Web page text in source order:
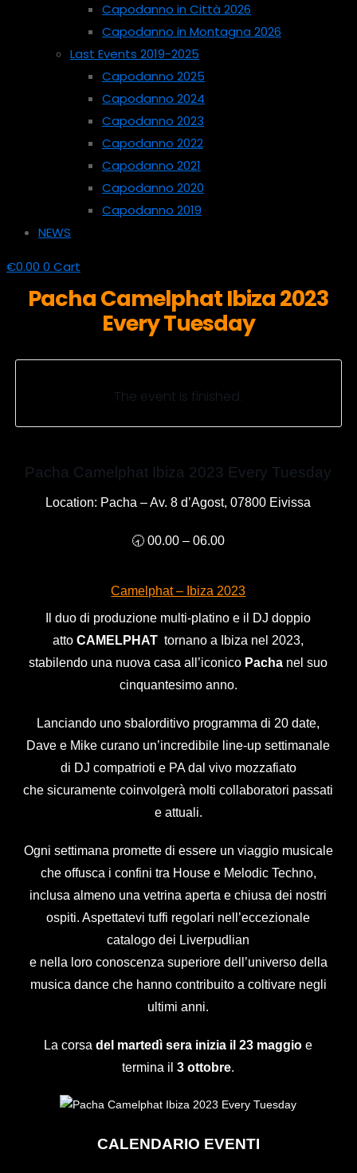
Capodanno in Città 2026
Capodanno in Montagna 2026
Last Events 2019-2025
Capodanno 2025
Capodanno 2024
Capodanno 2023
Capodanno 2022
Capodanno 2021
Capodanno 2020
Capodanno 2019
NEWS
€0.00 0 Cart
Pacha Camelphat Ibiza 2023
Every Tuesday
The event is finished.
Pacha Camelphat Ibiza 2023 Every Tuesday
Location: Pacha – Av. 8 d’Agost, 07800 Eivissa
🕣 00.00 – 06.00
Camelphat – Ibiza 2023
Il duo di produzione multi-platino e il DJ doppio
attoCAMELPHAT tornano a Ibiza nel 2023,
stabilendo una nuova casa all’iconico Pacha nel suo
cinquantesimo anno.
Lanciando uno sbalorditivo programma di 20 date,
Dave e Mike curano un’incredibile line-up settimanale
di DJ compatrioti e PA dal vivo mozzafiato
che sicuramente coinvolgerà molti collaboratori passati
e attuali.
Ogni settimana promette di essere un viaggio musicale
che offusca i confini tra House e Melodic Techno,
inclusa almeno una vetrina aperta e chiusa dei nostri
ospiti. Aspettatevi tuffi regolari nell’eccezionale
catalogo dei Liverpudlian
e nella loro conoscenza superiore dell’universo della
musica dance che hanno contribuito a coltivare negli
ultimi anni.
La corsadel martedì sera inizia il23 maggio e
termina il3 ottobre.
CALENDARIO EVENTI